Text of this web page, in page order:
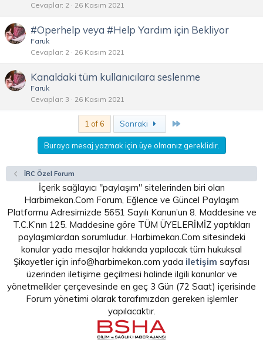
Cevaplar 2 26 Kasım 2021
#Operhelp veya #Help Yardım için Bekliyor
Faruk
Cevaplar 2 26 Kasım 2021
Kanaldaki tüm kullanıcılara seslenme
Faruk
Cevaplar 3 26 Kasım 2021
1 of 6 Sonraki
Buraya mesaj yazmak için üye olmanız gereklidir.
İRC Özel Forum
İçerik sağlayıcı "paylaşım" sitelerinden biri olan
Harbimekan.Com Forum, Eğlence ve Güncel Paylaşım
Platformu Adresimizde 5651 Sayılı Kanun’un 8. Maddesine ve
T.C.K’nın 125. Maddesine göre TÜM ÜYELERİMİZ yaptıkları
paylaşımlardan sorumludur. Harbimekan.Com sitesindeki
konular yada mesajlar hakkında yapılacak tüm hukuksal
Şikayetler için info@harbimekan.com yada iletişim sayfası
üzerinden iletişime geçilmesi halinde ilgili kanunlar ve
yönetmelikler çerçevesinde en geç 3 Gün (72 Saat) içerisinde
Forum yönetimi olarak tarafımızdan gereken işlemler
yapılacaktır.